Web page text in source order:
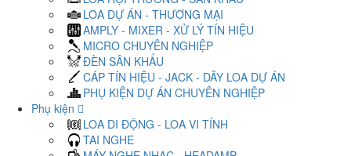
LOA DỰ ÁN - THƯƠNG MẠI
AMPLY - MIXER - XỬ LÝ TÍN HIỆU
MICRO CHUYÊN NGHIỆP
ĐÈN SÂN KHẤU
CÁP TÍN HIỆU - JACK - DÂY LOA DỰ ÁN
PHỤ KIỆN DỰ ÁN CHUYÊN NGHIỆP
Phụ kiện
LOA DI ĐỘNG - LOA VI TÍNH
TAI NGHE